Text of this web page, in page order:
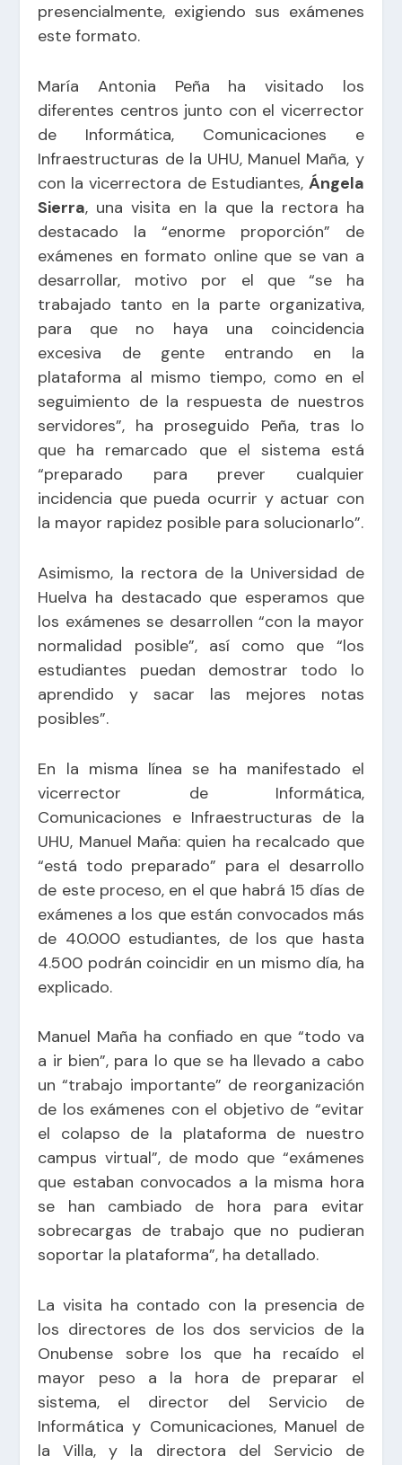
presencialmente, exigiendo sus exámenes
este formato.
María Antonia Peña ha visitado los
diferentes centros junto con el vicerrector
de Informática, Comunicaciones e
Infraestructuras de la UHU, Manuel Maña, y
con la vicerrectora de Estudiantes, Ángela
Sierra, una visita en la que la rectora ha
destacado la “enorme proporción” de
exámenes en formato online que se van a
desarrollar, motivo por el que “se ha
trabajado tanto en la parte organizativa,
para que no haya una coincidencia
excesiva de gente entrando en la
plataforma al mismo tiempo, como en el
seguimiento de la respuesta de nuestros
servidores”, ha proseguido Peña, tras lo
que ha remarcado que el sistema está
“preparado para prever cualquier
incidencia que pueda ocurrir y actuar con
la mayor rapidez posible para solucionarlo”.
Asimismo, la rectora de la Universidad de
Huelva ha destacado que esperamos que
los exámenes se desarrollen “con la mayor
normalidad posible”, así como que “los
estudiantes puedan demostrar todo lo
aprendido y sacar las mejores notas
posibles”.
En la misma línea se ha manifestado el
vicerrector de Informática,
Comunicaciones e Infraestructuras de la
UHU, Manuel Maña: quien ha recalcado que
“está todo preparado” para el desarrollo
de este proceso, en el que habrá 15 días de
exámenes a los que están convocados más
de 40.000 estudiantes, de los que hasta
4.500 podrán coincidir en un mismo día, ha
explicado.
Manuel Maña ha confiado en que “todo va
a ir bien”, para lo que se ha llevado a cabo
un “trabajo importante” de reorganización
de los exámenes con el objetivo de “evitar
el colapso de la plataforma de nuestro
campus virtual”, de modo que “exámenes
que estaban convocados a la misma hora
se han cambiado de hora para evitar
sobrecargas de trabajo que no pudieran
soportar la plataforma”, ha detallado.
La visita ha contado con la presencia de
los directores de los dos servicios de la
Onubense sobre los que ha recaído el
mayor peso a la hora de preparar el
sistema, el director del Servicio de
Informática y Comunicaciones, Manuel de
la Villa, y la directora del Servicio de